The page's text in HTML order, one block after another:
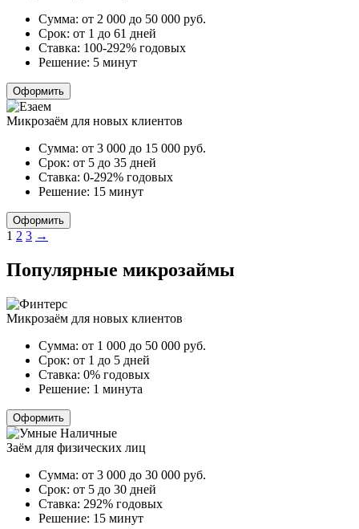
Сумма: от 2 000 до 50 000 руб.
Срок: от 1 до 61 дней
Ставка: 100-292% годовых
Решение: 5 минут
Оформить
Микрозаём для новых клиентов
Сумма: от 3 000 до 15 000 руб.
Срок: от 5 до 35 дней
Ставка: 0-292% годовых
Решение: 15 минут
Оформить
Пагинация
1 2 3 →
Популярные микрозаймы
Микрозаём для новых клиентов
Сумма: от 1 000 до 50 000 руб.
Срок: от 1 до 5 дней
Ставка: 0% годовых
Решение: 1 минута
Оформить
Заём для физических лиц
Сумма: от 3 000 до 30 000 руб.
Срок: от 5 до 30 дней
Ставка: 292% годовых
Решение: 15 минут